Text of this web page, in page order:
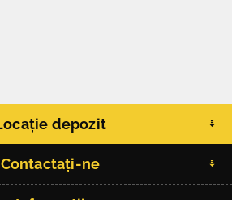
depozit
Contactați-ne